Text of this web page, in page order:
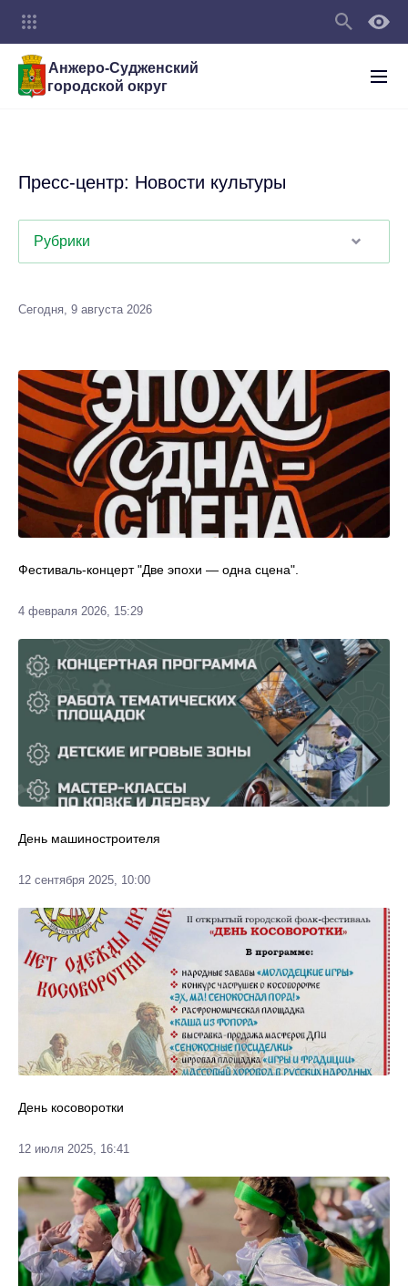
Анжеро-Судженский
городской округ
Пресс-центр: Новости культуры
Рубрики
Сегодня, 9 августа 2026
Фестиваль-концерт "Две эпохи — одна сцена".
4 февраля 2026, 15:29
День машиностроителя
12 сентября 2025, 10:00
День косоворотки
12 июля 2025, 16:41